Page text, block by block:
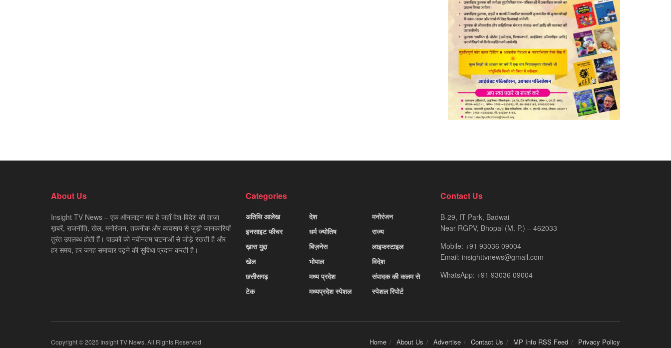
About Us
Insight TV News – एक ऑनलाइन मंच है जहाँ देश-विदेश की ताज़ा
ख़बरें, राजनीति, खेल, मनोरंजन, तकनीक और व्यवसाय से जुड़ी जानकारियाँ
तुरंत उपलब्ध होती हैं। पाठकों को नवीनतम घटनाओं से जोड़े रखती है और
हर समय, हर जगह समाचार पढ़ने की सुविधा प्रदान करती है।
Categories
अतिथि आलेख
इनसाइट फीचर
ख़ास मुद्दा
खेल
छत्तीसगढ़
टेक
देश
धर्म ज्योतिष
बिज़नेस
भोपाल
मध्य प्रदेश
मध्यप्रदेश स्पेशल
मनोरंजन
राज्य
लाइफस्टाइल
विदेश
संपादक की कलम से
स्पेशल रिपोर्ट
Contact Us
B-29, IT Park, Badwai
Near RGPV, Bhopal (M. P.) – 462033
Mobile: +91 93036 09004
Email: insighttvnews@gmail.com
WhatsApp: +91 93036 09004
Home About Us Advertise Contact Us MP Info RSS Feed Privacy Policy
Copyright © 2025 Insight TV News. All Rights Reserved